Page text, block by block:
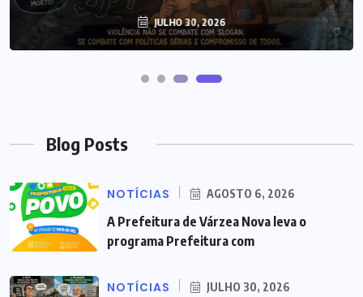
JULHO 27, 2026
Blog Posts
NOTÍCIAS AGOSTO 6, 2026
A Prefeitura de Várzea Nova leva o
programa Prefeitura com
NOTÍCIAS JULHO 30, 2026